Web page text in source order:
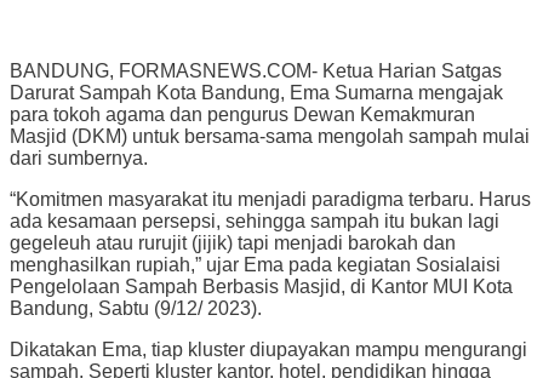
BANDUNG, FORMASNEWS.COM- Ketua Harian Satgas
Darurat Sampah Kota Bandung, Ema Sumarna mengajak
para tokoh agama dan pengurus Dewan Kemakmuran
Masjid (DKM) untuk bersama-sama mengolah sampah mulai
dari sumbernya.
“Komitmen masyarakat itu menjadi paradigma terbaru. Harus
ada kesamaan persepsi, sehingga sampah itu bukan lagi
gegeleuh atau rurujit (jijik) tapi menjadi barokah dan
menghasilkan rupiah,” ujar Ema pada kegiatan Sosialaisi
Pengelolaan Sampah Berbasis Masjid, di Kantor MUI Kota
Bandung, Sabtu (9/12/ 2023).
Dikatakan Ema, tiap kluster diupayakan mampu mengurangi
sampah. Seperti kluster kantor, hotel, pendidikan hingga